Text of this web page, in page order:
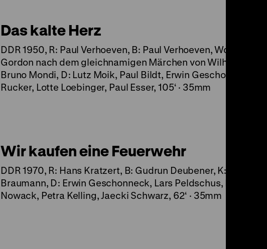
Das kalte Herz
DDR 1950, R: Paul Verhoeven, B: Paul Verhoeven, Wolff von
Gordon nach dem gleichnamigen Märchen von Wilhelm
Bruno Mondi, D: Lutz Moik, Paul Bildt, Erwin Geschonneck,
Rucker, Lotte Loebinger, Paul Esser, 105‘ · 35mm
Wir kaufen eine Feuerwehr
DDR 1970, R: Hans Kratzert, B: Gudrun Deubener, K: Wolfgang
Braumann, D: Erwin Geschonneck, Lars Peldschus, Friedel
Nowack, Petra Kelling, Jaecki Schwarz, 62‘ · 35mm